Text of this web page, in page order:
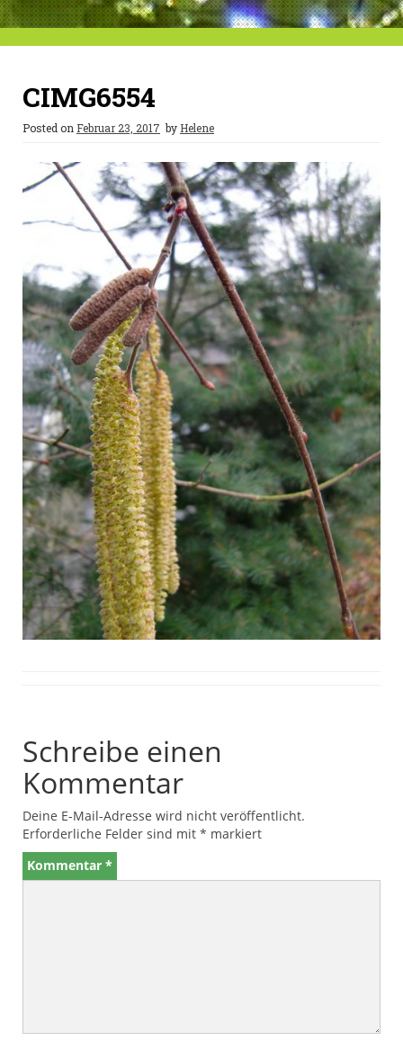
CIMG6554
Posted on Februar 23, 2017 by Helene
Schreibe einen
Kommentar
Deine E-Mail-Adresse wird nicht veröffentlicht.
Erforderliche Felder sind mit * markiert
Kommentar *